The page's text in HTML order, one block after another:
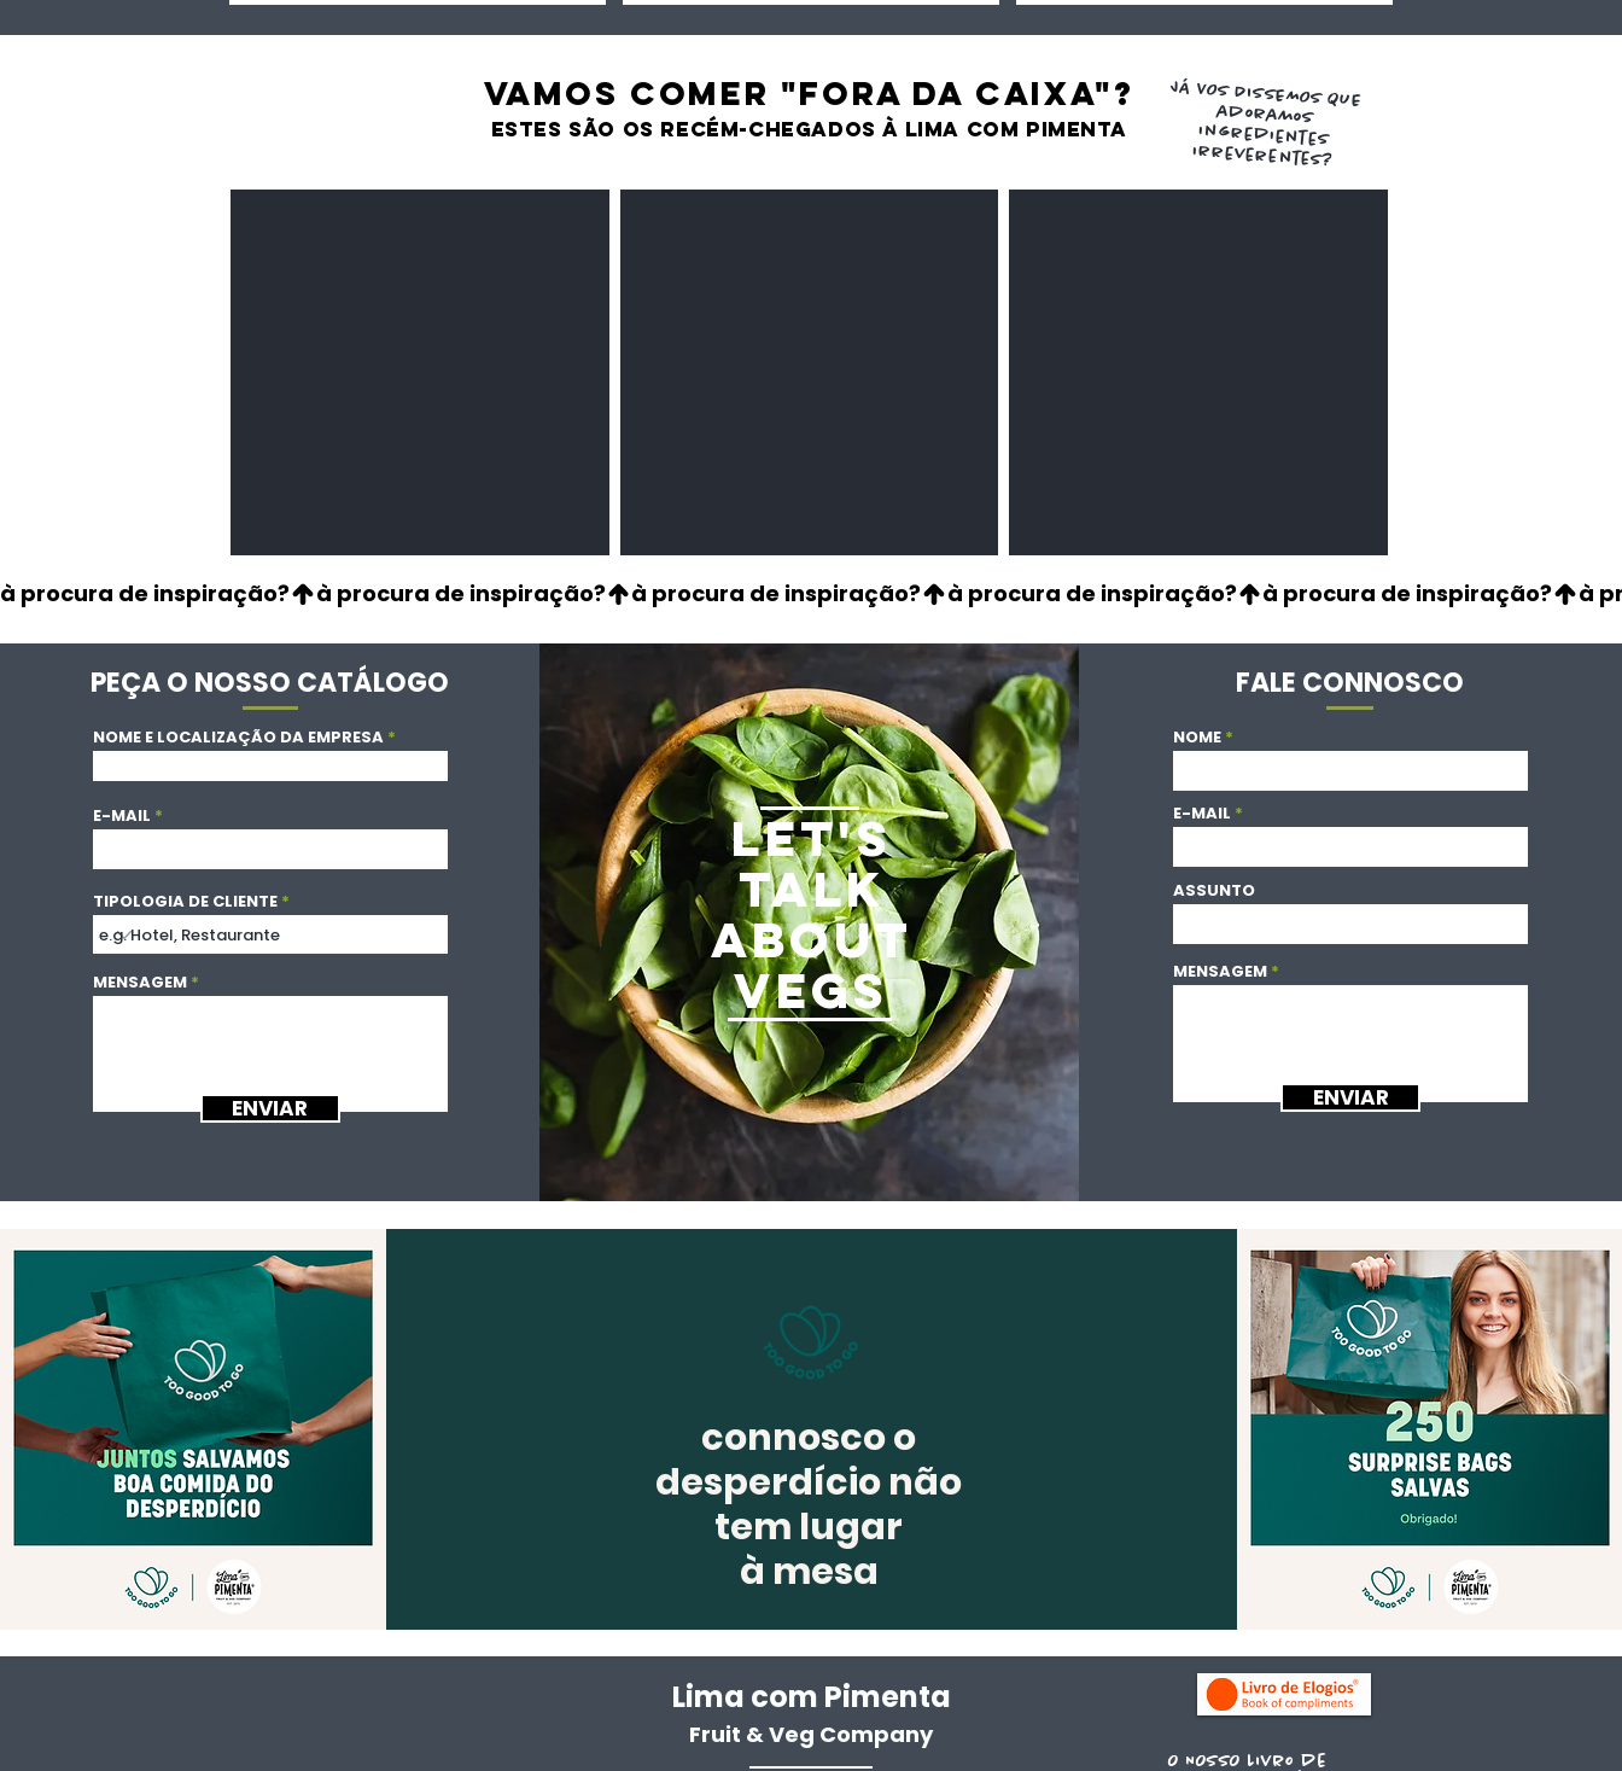
VAMOS comer "fora da caixa"?
estes são os recém-chegados À LIMA COM PIMENTA
JÁ VOS DISSEMOS QUE
adoramos
ingredientes
irreverentes?
à procura de inspiração?
PEÇA O NOSSO CATÁLOGO
NOME E LOCALIZAÇÃO DA EMPRESA
E-MAIL
TIPOLOGIA DE CLIENTE
MENSAGEM
ENVIAR
LET'S
TALK
ABOUT
VEGS
FALE CONNOSCO
NOME
E-MAIL
ASSUNTO
MENSAGEM
ENVIAR
connosco o
desperdício não
tem lugar
à mesa
Lima com Pimenta
Fruit & Veg Company
O NOSSO Livro de